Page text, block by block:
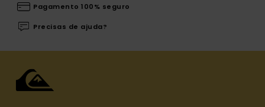
Pagamento 100% seguro
Precisas de ajuda?